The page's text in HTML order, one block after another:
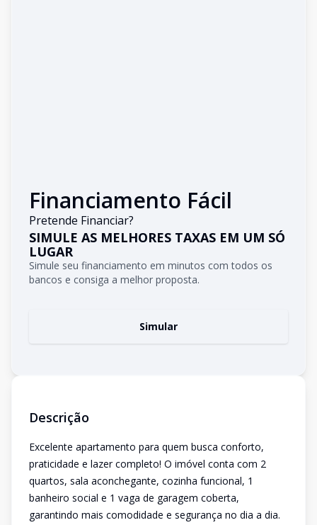
Financiamento Fácil
Pretende Financiar?
SIMULE AS MELHORES TAXAS EM UM SÓ
LUGAR
Simule seu financiamento em minutos com todos os
bancos e consiga a melhor proposta.
Simular
Descrição
Excelente apartamento para quem busca conforto,
praticidade e lazer completo! O imóvel conta com 2
quartos, sala aconchegante, cozinha funcional, 1
banheiro social e 1 vaga de garagem coberta,
garantindo mais comodidade e segurança no dia a dia.